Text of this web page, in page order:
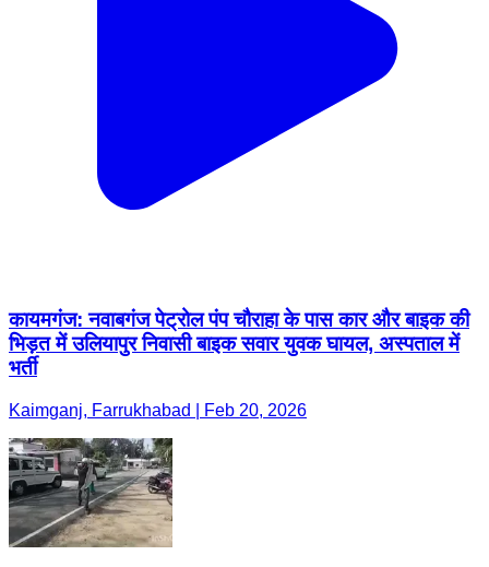
कायमगंज: नवाबगंज पेट्रोल पंप चौराहा के पास कार और बाइक की
भिड़त में उलियापुर निवासी बाइक सवार युवक घायल, अस्पताल में
भर्ती
Kaimganj, Farrukhabad | Feb 20, 2026